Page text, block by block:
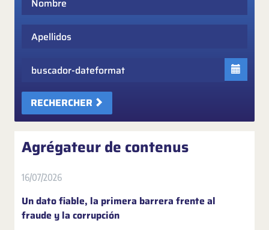
RECHERCHER
Agrégateur de contenus
16/07/2026
Un dato fiable, la primera barrera frente al
fraude y la corrupción